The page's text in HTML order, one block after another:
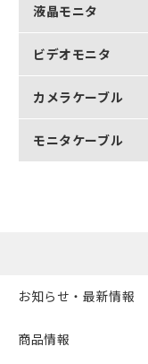
液晶モニタ
ビデオモニタ
カメラケーブル
モニタケーブル
お知らせ・最新情報
商品情報